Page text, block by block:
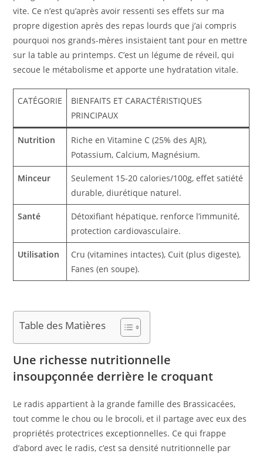
vite. Ce n’est qu’après avoir ressenti ses effets sur ma
propre digestion après des repas lourds que j’ai compris
pourquoi nos grands-mères insistaient tant pour en mettre
sur la table au printemps. C’est un légume de réveil, qui
secoue le métabolisme et apporte une hydratation vitale.
CATÉGORIE
BIENFAITS ET CARACTÉRISTIQUES
PRINCIPAUX
Nutrition
Riche en Vitamine C (25% des AJR),
Potassium, Calcium, Magnésium.
Minceur
Seulement 15-20 calories/100g, effet satiété
durable, diurétique naturel.
Santé
Détoxifiant hépatique, renforce l’immunité,
protection cardiovasculaire.
Utilisation
Cru (vitamines intactes), Cuit (plus digeste),
Fanes (en soupe).
Table des Matières
Une richesse nutritionnelle
insoupçonnée derrière le croquant
Le radis appartient à la grande famille des Brassicacées,
tout comme le chou ou le brocoli, et il partage avec eux des
propriétés protectrices exceptionnelles. Ce qui frappe
d’abord avec le radis, c’est sa densité nutritionnelle par